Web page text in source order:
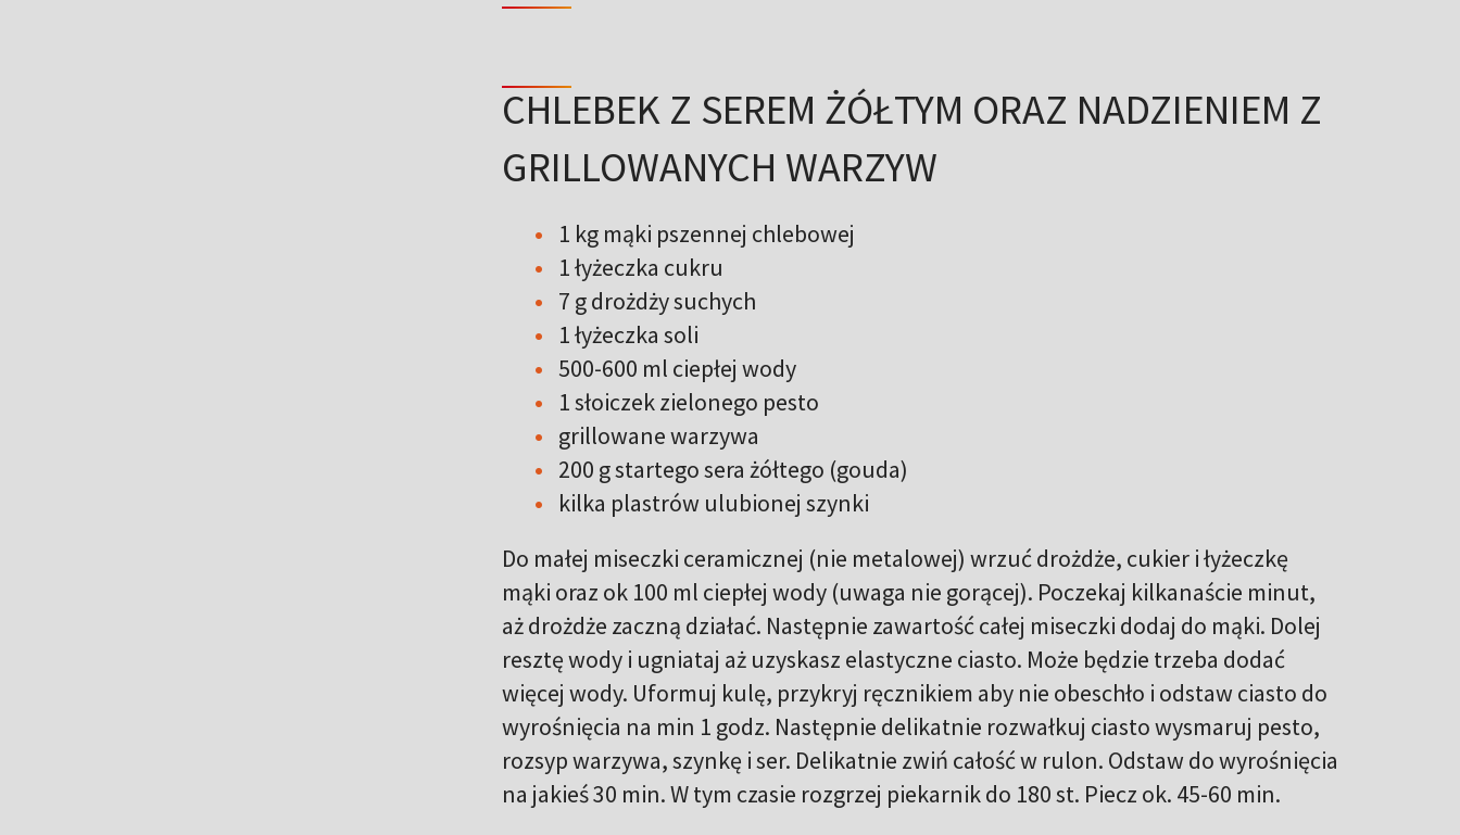
CHLEBEK Z SEREM ŻÓŁTYM ORAZ NADZIENIEM Z
GRILLOWANYCH WARZYW
1 kg mąki pszennej chlebowej
1 łyżeczka cukru
7 g drożdży suchych
1 łyżeczka soli
500-600 ml ciepłej wody
1 słoiczek zielonego pesto
grillowane warzywa
200 g startego sera żółtego (gouda)
kilka plastrów ulubionej szynki
Do małej miseczki ceramicznej (nie metalowej) wrzuć drożdże, cukier i łyżeczkę
mąki oraz ok 100 ml ciepłej wody (uwaga nie gorącej). Poczekaj kilkanaście minut,
aż drożdże zaczną działać. Następnie zawartość całej miseczki dodaj do mąki. Dolej
resztę wody i ugniataj aż uzyskasz elastyczne ciasto. Może będzie trzeba dodać
więcej wody. Uformuj kulę, przykryj ręcznikiem aby nie obeschło i odstaw ciasto do
wyrośnięcia na min 1 godz. Następnie delikatnie rozwałkuj ciasto wysmaruj pesto,
rozsyp warzywa, szynkę i ser. Delikatnie zwiń całość w rulon. Odstaw do wyrośnięcia
na jakieś 30 min. W tym czasie rozgrzej piekarnik do 180 st. Piecz ok. 45-60 min.